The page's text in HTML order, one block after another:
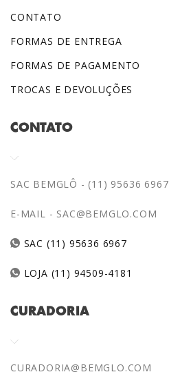
CONTATO
FORMAS DE ENTREGA
FORMAS DE PAGAMENTO
TROCAS E DEVOLUÇÕES
CONTATO
SAC BEMGLÔ - (11) 95636 6967
E-MAIL - SAC@BEMGLO.COM
SAC (11) 95636 6967
LOJA (11) 94509-4181
CURADORIA
CURADORIA@BEMGLO.COM